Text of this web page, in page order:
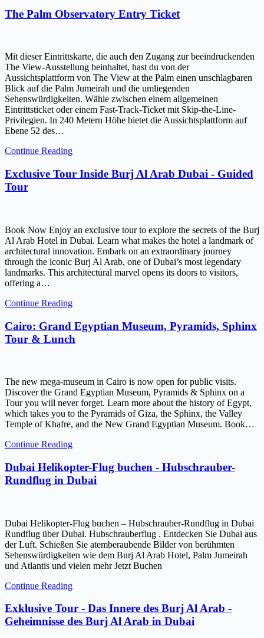
The Palm Observatory Entry Ticket
Mit dieser Eintrittskarte, die auch den Zugang zur beeindruckenden
The View-Ausstellung beinhaltet, hast du von der
Aussichtsplattform von The View at the Palm einen unschlagbaren
Blick auf die Palm Jumeirah und die umliegenden
Sehenswürdigkeiten. Wähle zwischen einem allgemeinen
Eintrittsticket oder einem Fast-Track-Ticket mit Skip-the-Line-
Privilegien. In 240 Metern Höhe bietet die Aussichtsplattform auf
Ebene 52 des…
Continue Reading
Exclusive Tour Inside Burj Al Arab Dubai - Guided
Tour
Book Now Enjoy an exclusive tour to explore the secrets of the Burj
Al Arab Hotel in Dubai. Learn what makes the hotel a landmark of
architectural innovation. Embark on an extraordinary journey
through the iconic Burj Al Arab, one of Dubai’s most legendary
landmarks. This architectural marvel opens its doors to visitors,
offering a…
Continue Reading
Cairo: Grand Egyptian Museum, Pyramids, Sphinx
Tour & Lunch
The new mega-museum in Cairo is now open for public visits.
Discover the Grand Egyptian Museum, Pyramids & Sphinx on a
Tour you will never forget. Learn more about the history of Egypt,
which takes you to the Pyramids of Giza, the Sphinx, the Valley
Temple of Khafre, and the New Grand Egyptian Museum. Book…
Continue Reading
Dubai Helikopter-Flug buchen - Hubschrauber-
Rundflug in Dubai
Dubai Helikopter-Flug buchen – Hubschrauber-Rundflug in Dubai
Rundflug über Dubai. Hubschrauberflug . Entdecken Sie Dubai aus
der Luft. Schießen Sie atemberaubende Bilder von berühmten
Sehenswürdigkeiten wie dem Burj Al Arab Hotel, Palm Jumeirah
und Atlantis und vielen mehr Jetzt Buchen
Continue Reading
Exklusive Tour - Das Innere des Burj Al Arab -
Geheimnisse des Burj Al Arab in Dubai